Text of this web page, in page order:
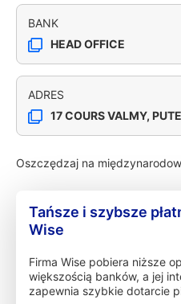
BANK
HEAD OFFICE
ADRES
17 COURS VALMY,
Oszczędzaj na
Tańsze i szybsze
Wise
Firma Wise pobiera niższe
większością banków, a jej
zapewnia szybkie dotarcie